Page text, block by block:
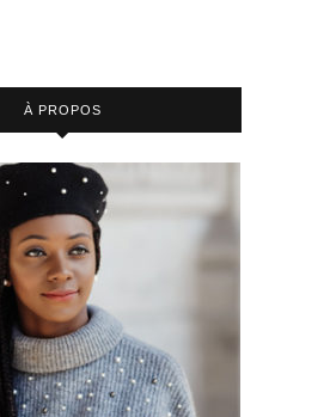
À PROPOS